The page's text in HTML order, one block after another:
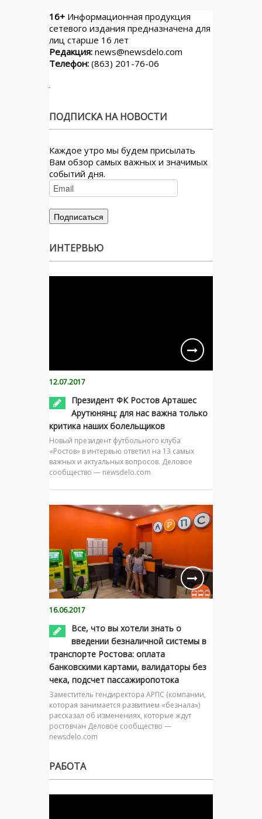
16+ Информационная продукция
сетевого издания предназначена для
лиц старше 16 лет
Редакция: news@newsdelo.com
Телефон: (863) 201-76-06
ПОДПИСКА НА НОВОСТИ
Каждое утро мы будем присылать
Вам обзор самых важных и значимых
событий дня.
ИНТЕРВЬЮ
12.07.2017
Президент ФК Ростов Арташес
Арутюнянц: для нас важна только
критика наших болельщиков
Новый президент футбольного клуба
«Ростов» в интервью ответил на 13 самых
важных и актуальных вопросов. Деловое
сообщество — newsdelo.com
16.06.2017
Все, что вы хотели знать о
введении безналичной системы в
транспорте Ростова: оплата
банковскими картами, валидаторы без
чека, подсчет пассажиропотока
Заместитель гендиректора АРПС (компании,
которая занимается развитием «безнала»)
рассказал об изменениях, которые ждут
ростовчан Деловое сообщество —
newsdelo.com
РАБОТА